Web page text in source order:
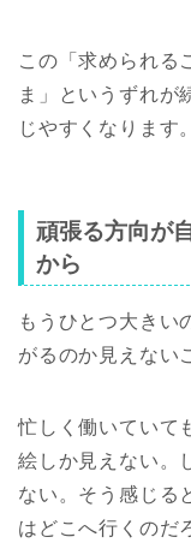
この「求められる
ま」というずれが
じやすくなります。
頑張る方向が
から
もうひとつ大きい
がるのか見えない
忙しく働いていて
絵しか見えない。
ない。そう感じる
はどこへ行くのだ